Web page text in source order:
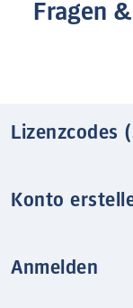
Fragen
Lizenzcodes
Konto
Anmelden